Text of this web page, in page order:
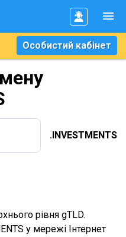
Особистий кабінет
.INVESTMENTS
рівня gTLD.
у мережі Інтернет